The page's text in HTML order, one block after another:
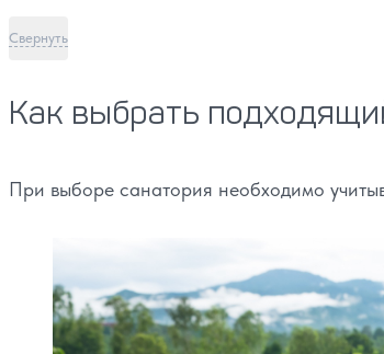
Свернуть
Как выбрать
При выборе санатория необходимо